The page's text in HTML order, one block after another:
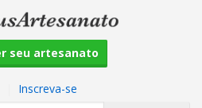
seu artesanato
Inscreva-se